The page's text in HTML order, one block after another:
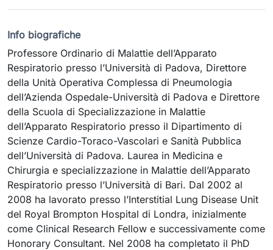
Info biografiche
Professore Ordinario di Malattie dell’Apparato
Respiratorio presso l’Università di Padova, Direttore
della Unità Operativa Complessa di Pneumologia
dell’Azienda Ospedale-Università di Padova e Direttore
della Scuola di Specializzazione in Malattie
dell’Apparato Respiratorio presso il Dipartimento di
Scienze Cardio-Toraco-Vascolari e Sanità Pubblica
dell’Università di Padova. Laurea in Medicina e
Chirurgia e specializzazione in Malattie dell’Apparato
Respiratorio presso l’Università di Bari. Dal 2002 al
2008 ha lavorato presso l’Interstitial Lung Disease Unit
del Royal Brompton Hospital di Londra, inizialmente
come Clinical Research Fellow e successivamente come
Honorary Consultant. Nel 2008 ha completato il PhD